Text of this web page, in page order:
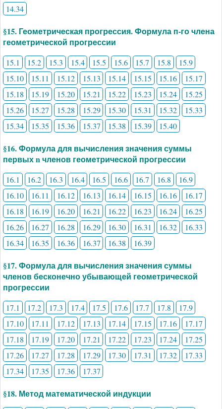
14.34
§15. Геометрическая прогрессия. Формула п-го члена
геометрической прогрессии
15.1 15.2 15.3 15.4 15.5 15.6 15.7 15.8
15.9
15.10
15.11 15.12 15.13 15.14 15.15 15.16
15.17
15.18
15.19 15.20 15.21 15.22 15.23 15.24
15.25
15.26
15.27 15.28 15.29 15.30 15.31 15.32
15.33
15.34
15.35 15.36 15.37 15.38 15.39 15.40
§16. Формула для вычисления значения суммы
первых n членов геометрической прогрессии
16.1 16.2 16.3 16.4 16.5 16.6 16.7 16.8
16.9
16.10
16.11 16.12 16.13 16.14 16.15 16.16
16.17
16.18
16.19 16.20 16.21 16.22 16.23 16.24
16.25
16.26
16.27 16.28 16.29 16.30 16.31 16.32
16.33
16.34
16.35 16.36 16.37 16.38 16.39
§17. Формула для вычисления значения суммы
членов бесконечно убывающей геометрической
прогрессии
17.1 17.2 17.3 17.4 17.5 17.6 17.7 17.8
17.9
17.10
17.11 17.12 17.13 17.14 17.15 17.16
17.17
17.18
17.19 17.20 17.21 17.22 17.23 17.24
17.25
17.26
17.27 17.28 17.29 17.30 17.31 17.32
17.33
17.34
17.35 17.36 17.37
§18. Метод математической индукции